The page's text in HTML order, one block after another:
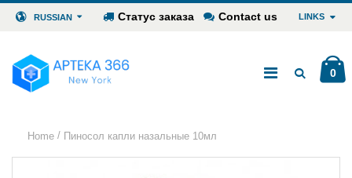
RUSSIAN Статус заказа Contact us LINKS
0
Home / Пиносол капли назальные 10мл